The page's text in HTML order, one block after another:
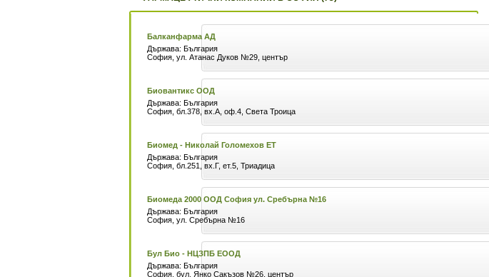
Балканфарма АД
Държава: България
София, ул. Атанас Дуков №29, център
Биовантикс ООД
Държава: България
София, бл.378, вх.А, оф.4, Света Троица
Биомед - Николай Голомехов ЕТ
Държава: България
София, бл.251, вх.Г, ет.5, Триадица
Биомеда 2000 ООД София ул. Сребърна №16
Държава: България
София, ул. Сребърна №16
Бул Био - НЦЗПБ ЕООД
Държава: България
София, бул. Янко Сакъзов №26, център